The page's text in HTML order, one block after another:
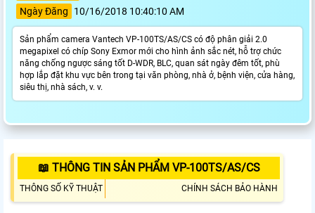
Ngày Đăng
10/16/2018 10:40:10 AM
Sản phẩm camera Vantech VP-100TS/AS/CS có độ phân giải 2.0
megapixel có chíp Sony Exmor mới cho hình ảnh sắc nét, hỗ trợ chức
năng chống ngược sáng tốt D-WDR, BLC, quan sát ngày đêm tốt, phù
hợp lắp đặt khu vực bên trong tại văn phòng, nhà ở, bệnh viện, cửa hàng,
siêu thị, nhà sách, v. v.
📖 THÔNG TIN SẢN PHẨM VP-100TS/AS/CS
THÔNG SỐ KỸ THUẬT CHÍNH SÁCH BẢO HÀNH